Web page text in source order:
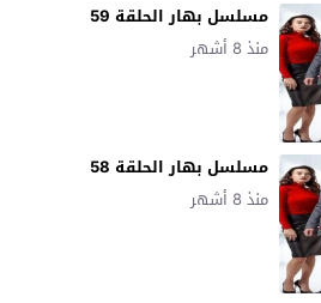
مسلسل بهار الحلقة 59
منذ 8 أشهر
مسلسل بهار الحلقة 58
منذ 8 أشهر